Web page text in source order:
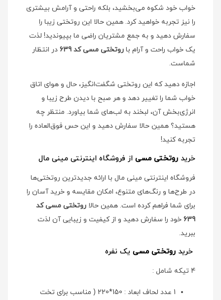
خواب خود شکوه می‌بخشید، بلکه راحتی و آرامش بیشتری
را نیز تجربه خواهید کرد. همین حالا این روتختی زیبا را
سفارش دهید و به جمع مشتریان راضی ما بپیوندید! لذت
یک خواب راحت و آرام با روتختی مسی کد 639
در انتظار
شماست.
اجازه دهید که این روتختی شگفت‌انگیز، حال و هوای اتاق
خواب شما را تغییر دهد و هر صبح با دیدن طرح زیبا و
انرژی‌بخش آن، لبخند به لب‌های شما بیاورد. منتظر چه
هستید؟ همین حالا سفارش دهید و این حس فوق‌العاده را
تجربه کنید!
خرید روتختی مسی از فروشگاه اینترنتی مینی مال
فروشگاه اینترنتی مینی مال با ارائه جدیدترین روتختی‌ها
در طرح‌ها و رنگ‌های متنوع، امکان مقایسه و خرید آسان را
برای شما فراهم کرده است. همین حالا روتختی مسی کد
639 خود را سفارش دهید و از کیفیت و زیبایی آن لذت
ببرید.
خرید روتختی مسی یک نفره
4 تیکه شامل :
1 عدد لحاف ابعاد : 150*220 ( مناسب برای تخت